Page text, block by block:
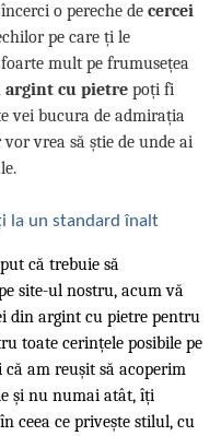
o pereche de cercei
pe care ți le
mult pe frumusețea
argint cu pietre poți fi
vei bucura de admirația
vrea să știe de unde ai
la un standard înalt
că trebuie să
site-ul nostru, acum vă
din argint cu pietre pentru
toate cerințele posibile pe
că am reușit să acoperim
și nu numai atât, îți
ceea ce privește stilul, cu